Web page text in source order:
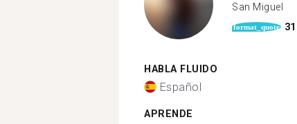
San Miguel
format_quote 31
HABLA FLUIDO
Español
APRENDE